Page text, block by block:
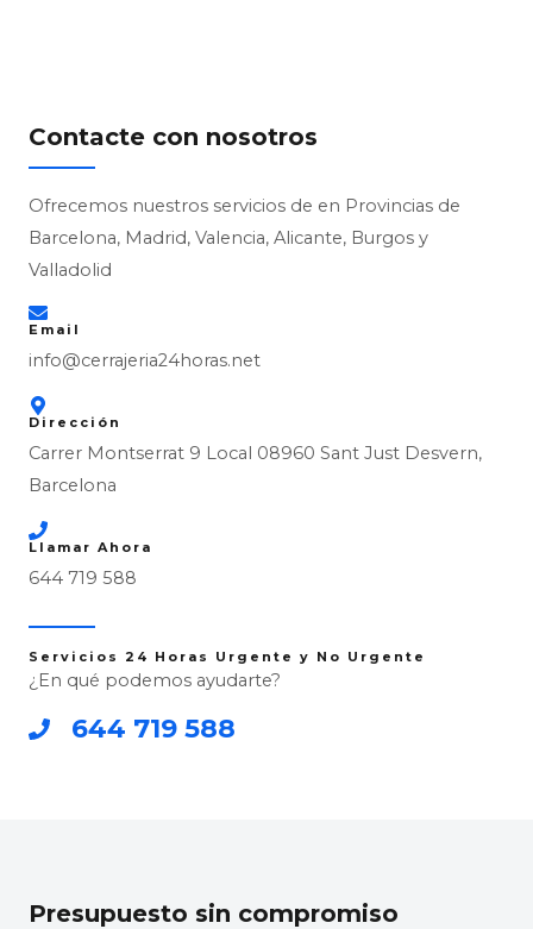
Contacte con nosotros
Ofrecemos nuestros servicios de en Provincias de
Barcelona, Madrid, Valencia, Alicante, Burgos y
Valladolid
Email
info@cerrajeria24horas.net
Dirección
Carrer Montserrat 9 Local 08960 Sant Just Desvern,
Barcelona
Llamar Ahora
644 719 588
Servicios 24 Horas Urgente y No Urgente
¿En qué podemos ayudarte?
644 719 588
Presupuesto sin compromiso